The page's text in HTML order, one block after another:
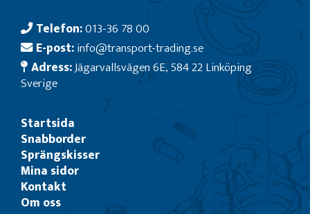
Telefon:013-36 78 00
E-post:info@transport-trading.se
Adress:Jägarvallsvägen 6E, 584 22 Linköping
Sverige
Startsida
Snabborder
Sprängskisser
Mina sidor
Kontakt
Om oss